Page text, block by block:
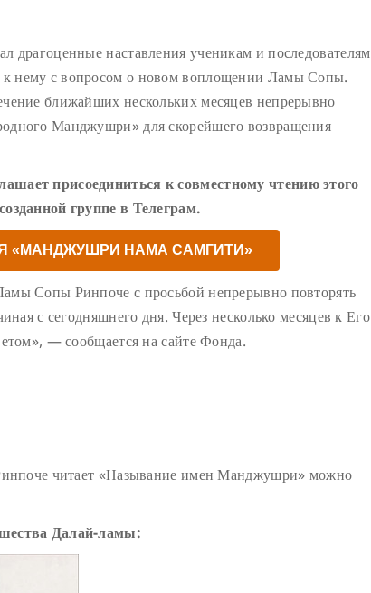
драгоценные наставления ученикам и последователям
нему с вопросом о новом воплощении Ламы Сопы.
ближайших нескольких месяцев непрерывно
Манджушри» для скорейшего возвращения
присоединиться к совместному чтению этого
группе в Телеграм.
«МАНДЖУШРИ НАМА САМГИТИ»
Сопы Ринпоче с просьбой непрерывно повторять
с сегодняшнего дня. Через несколько месяцев к Его
— сообщается на сайте Фонда.
читает «Называние имен Манджушри» можно
Далай-ламы: